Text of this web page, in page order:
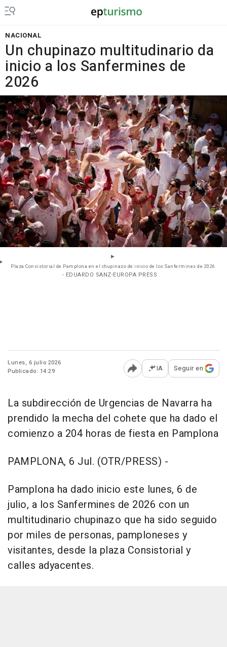
NACIONAL
Un chupinazo multitudinario da
inicio a los Sanfermines de
2026
Plaza Consistorial de Pamplona en el chupinazo de inicio de los Sanfermines de 2026.
- EDUARDO SANZ-EUROPA PRESS
Lunes, 6 julio 2026
Publicado: 14:29
Abrir opciones para
IA Seguir en
La subdirección de Urgencias de Navarra ha
prendido la mecha del cohete que ha dado el
comienzo a 204 horas de fiesta en Pamplona
PAMPLONA, 6 Jul. (OTR/PRESS) -
Pamplona ha dado inicio este lunes, 6 de
julio, a los Sanfermines de 2026 con un
multitudinario chupinazo que ha sido seguido
por miles de personas, pamploneses y
visitantes, desde la plaza Consistorial y
calles adyacentes.